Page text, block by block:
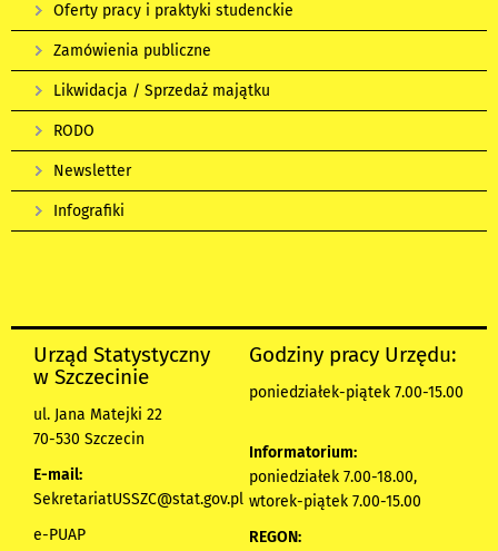
Oferty pracy i praktyki studenckie
Zamówienia publiczne
Likwidacja / Sprzedaż majątku
RODO
Newsletter
Infografiki
Urząd Statystyczny
w Szczecinie
ul. Jana Matejki 22
70-530 Szczecin
E-mail:
SekretariatUSSZC@stat.gov.pl
e-PUAP
Godziny pracy Urzędu:
poniedziałek-piątek 7.00-15.00
Informatorium:
poniedziałek 7.00-18.00,
wtorek-piątek 7.00-15.00
REGON: